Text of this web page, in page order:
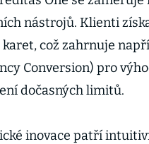
nástrojů. Klienti
což zahrnuje
Conversion) pro
dočasných limitů.
inovace patří